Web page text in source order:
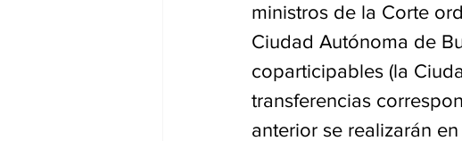
ministros de la Corte
Ciudad Autónoma de
coparticipables (la
transferencias
anterior se realizarán